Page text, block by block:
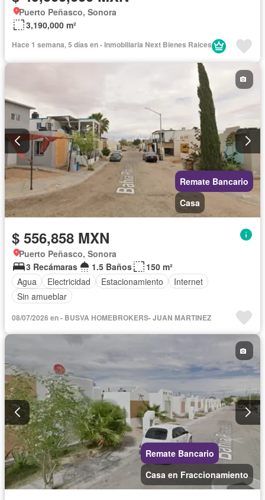
Puerto Peñasco, Sonora
3,190,000 m²
Hace 1 semana, 5 días en - Inmobiliaria Next Bienes Raices
Remate Bancario
Casa
$ 556,858 MXN
Puerto Peñasco, Sonora
3 Recámaras
1.5 Baños
150 m²
Agua
Electricidad Estacionamiento
Internet
Sin amueblar
08/07/2026 en - BUSVA HOMEBROKERS- JUAN MARTINEZ
Remate Bancario
Casa en Fraccionamiento